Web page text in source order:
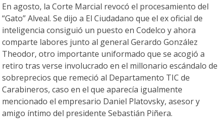
En agosto, la Corte Marcial revocó el procesamiento del
“Gato” Alveal. Se dijo a El Ciudadano que el ex oficial de
inteligencia consiguió un puesto en Codelco y ahora
comparte labores junto al general Gerardo González
Theodor, otro importante uniformado que se acogió a
retiro tras verse involucrado en el millonario escándalo de
sobreprecios que remeció al Departamento TIC de
Carabineros, caso en el que aparecía igualmente
mencionado el empresario Daniel Platovsky, asesor y
amigo íntimo del presidente Sebastián Piñera.